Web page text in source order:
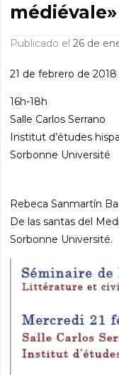
médiévale»
Publicado el26 de
21 de febrero de 2018
16h-18h
Salle Carlos Serrano
Institut d’études
Sorbonne Université
Rebeca Sanmartín
De las santas del
Sorbonne Université.